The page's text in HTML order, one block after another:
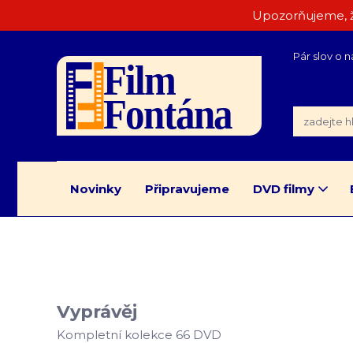
Upozorňujeme,
Pár slov o
Novinky Připravujeme DVD filmy
Vyprávěj
Kompletní kolekce 66 DVD